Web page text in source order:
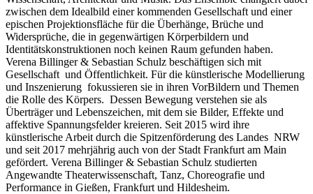
zwischen dem Idealbild einer kommenden Gesellschaft und einer
epischen Projektionsfläche für die Überhänge, Brüche und
Widersprüche, die in gegenwärtigen Körperbildern und
Identitätskonstruktionen noch keinen Raum gefunden haben.
Verena Billinger & Sebastian Schulz beschäftigen sich mit
Gesellschaft und Öffentlichkeit. Für die künstlerische Modellierung
und Inszenierung fokussieren sie in ihren Vor­Bildern und Themen
die Rolle des Körpers. Dessen Bewegung verstehen sie als
Überträger und Lebenszeichen, mit dem sie Bilder, Effekte und
affektive Spannungsfelder kreieren. Seit 2015 wird ihre
künstlerische Arbeit durch die Spitzenförderung des Landes NRW
und seit 2017 mehrjährig auch von der Stadt Frankfurt am Main
gefördert. Verena Billinger & Sebastian Schulz studierten
Angewandte Theaterwissenschaft, Tanz, Choreografie und
Performance in Gießen, Frankfurt und Hildesheim.